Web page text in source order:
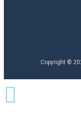
Copyright ©